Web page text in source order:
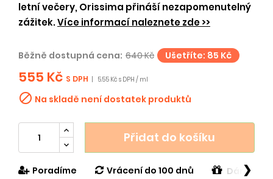
letní večery, Orissima přináší nezapomenutelný
zážitek.Více informací naleznete zde >>
Běžně dostupná cena: 640 Kč Ušetříte: 85 Kč
555 Kč S DPH 5.55 Kč s DPH / ml
 Na skladě není dostatek produktů
Přidat do košíku
Poradíme Vrácení do 100 dnů Dárek v
❯